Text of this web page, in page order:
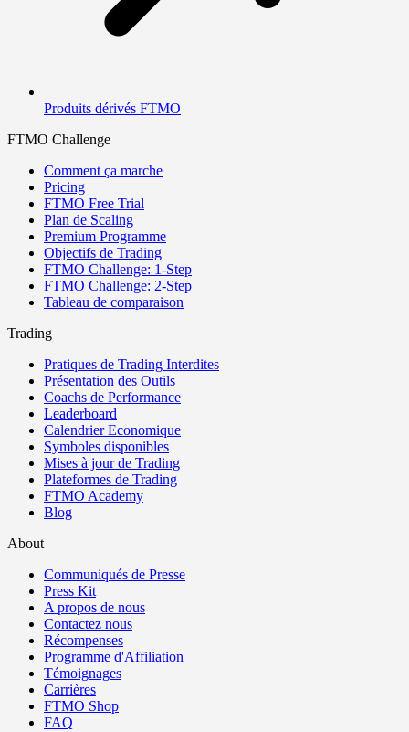
Produits dérivés FTMO
FTMO Challenge
Comment ça marche
Pricing
FTMO Free Trial
Plan de Scaling
Premium Programme
Objectifs de Trading
FTMO Challenge: 1-Step
FTMO Challenge: 2-Step
Tableau de comparaison
Trading
Pratiques de Trading Interdites
Présentation des Outils
Coachs de Performance
Leaderboard
Calendrier Economique
Symboles disponibles
Mises à jour de Trading
Plateformes de Trading
FTMO Academy
Blog
About
Communiqués de Presse
Press Kit
A propos de nous
Contactez nous
Récompenses
Programme d'Affiliation
Témoignages
Carrières
FTMO Shop
FAQ